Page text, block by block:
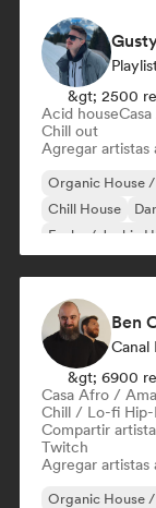
&gt; 2500
Acid house
Chill out
Agregar artistas
Organic House
Chill House
Funky / Jackin
Ben
Canal
&gt; 6900
Casa Afro /
Chill / Lo-fi Hip-
Compartir
Twitch
Agregar artistas
Organic House